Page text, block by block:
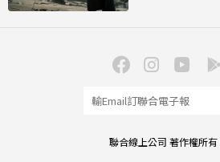
聯合線上公司 著作權所